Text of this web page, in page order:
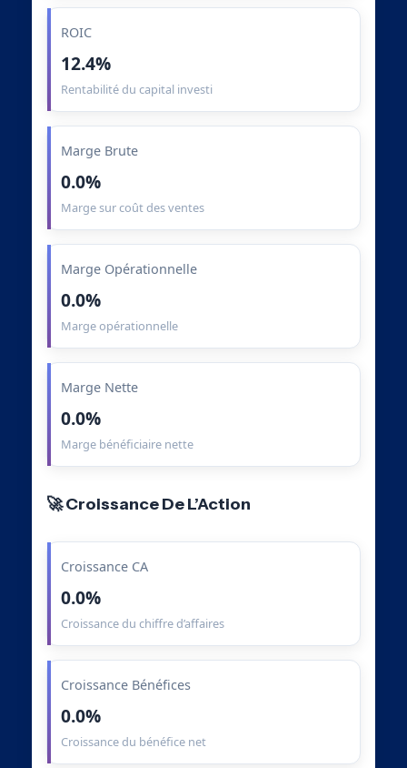
ROIC
12.4%
Rentabilité du capital investi
Marge Brute
0.0%
Marge sur coût des ventes
Marge Opérationnelle
0.0%
Marge opérationnelle
Marge Nette
0.0%
Marge bénéficiaire nette
🚀 Croissance De L’Action
Croissance CA
0.0%
Croissance du chiffre d’affaires
Croissance Bénéfices
0.0%
Croissance du bénéfice net